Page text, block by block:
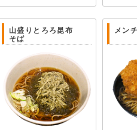
山盛りとろろ昆布
そば
メン